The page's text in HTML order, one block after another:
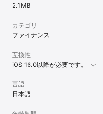
2.1 MB
カテゴリ
ファイナンス
互換性
iOS 16.0以降が必要です。
言語
日本語